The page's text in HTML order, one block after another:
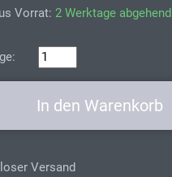
Vorrat: 2 Werktage abgehend
In den Warenkorb
Versand